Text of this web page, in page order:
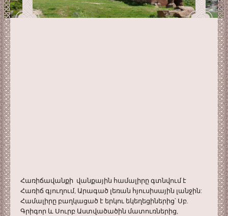
Հառիճավանքի վանքային համալիրը գտնվում է
Հառիճ գյուղում, Արագած լեռան հյուսիսային լանջին:
Համալիրը բաղկացած է երկու եկեղեցիներից՝ Սբ.
Գրիգոր և Սուրբ Աստվածածին մատուռներից,